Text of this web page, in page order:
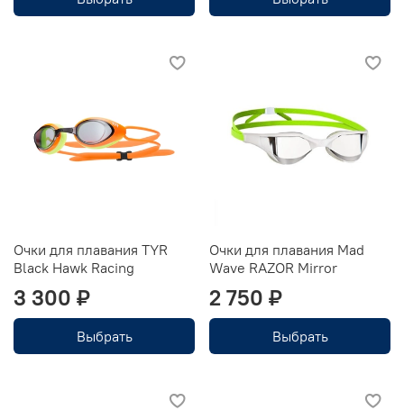
Очки для плавания TYR
Black Hawk Racing
3 300 ₽
Выбрать
Очки для плавания Mad
Wave RAZOR Mirror
2 750 ₽
Выбрать